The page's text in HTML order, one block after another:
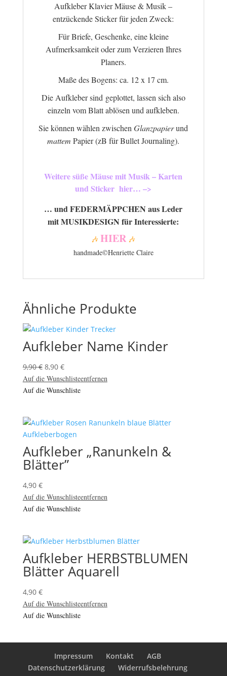
Aufkleber Klavier Mäuse & Musik –
entzückende Sticker für jeden Zweck:
Für Briefe, Geschenke, eine kleine
Aufmerksamkeit oder zum Verzieren Ihres
Planers.
Maße des Bogens: ca. 12 x 17 cm.
Die Aufkleber sind geplottet, lassen sich also
einzeln vom Blatt ablösen und aufkleben.
Sie können wählen zwischenGlanzpapierund
mattem Papier (zB für Bullet Journaling).
Weitere süße Mäuse mit Musik – Karten
und Sticker hier… –>
… und FEDERMÄPPCHEN aus Leder
mit MUSIKDESIGN für Interessierte:
🎶HIER 🎶
handmade©Henriette Claire
Ähnliche Produkte
Aufkleber Name Kinder
9,90€ Ursprünglicher
Preis
war:
8,90 €Aktueller
Preis
ist:
Auf die Wunschlisteentfernen
Auf die Wunschliste
Aufkleber „Ranunkeln &
Blätter”
4,90 €
Auf die Wunschlisteentfernen
Auf die Wunschliste
Aufkleber HERBSTBLUMEN
Blätter Aquarell
4,90 €
Auf die Wunschlisteentfernen
Auf die Wunschliste
Impressum Kontakt
AGB
Datenschutzerklärung
Widerrufsbelehrung